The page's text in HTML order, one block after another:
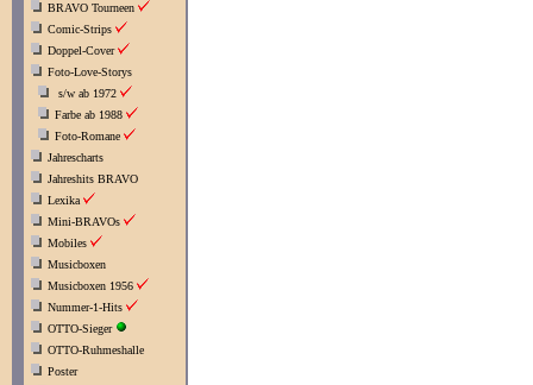
BRAVO Tourneen
Comic-Strips
Doppel-Cover
Foto-Love-Storys
s/w ab 1972
Farbe ab 1988
Foto-Romane
Jahrescharts
Jahreshits BRAVO
Lexika
Mini-BRAVOs
Mobiles
Musicboxen
Musicboxen 1956
Nummer-1-Hits
OTTO-Sieger
OTTO-Ruhmeshalle
Poster